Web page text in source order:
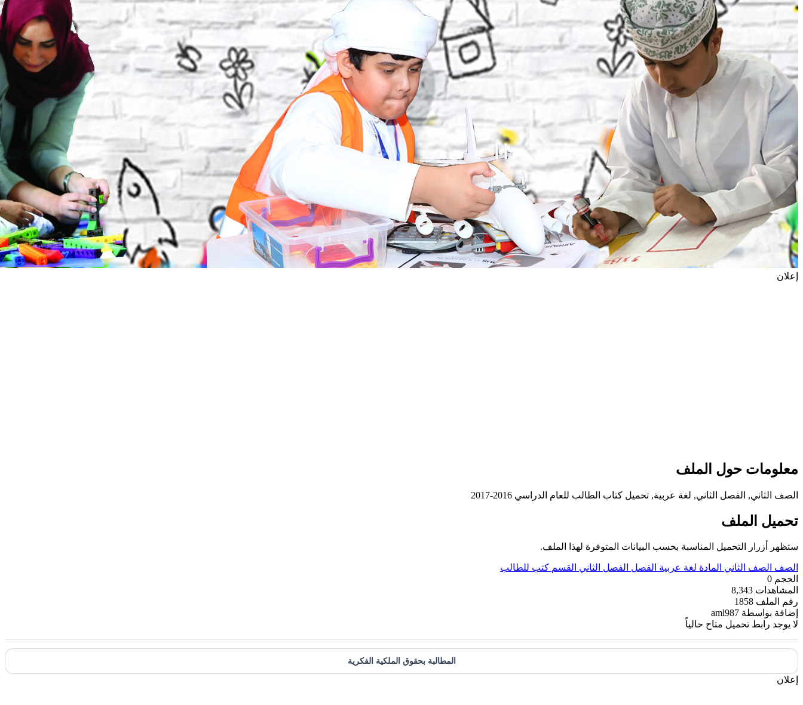
إعلان
معلومات حول الملف
الصف الثاني, الفصل الثاني, لغة عربية, تحميل كتاب الطالب للعام الدراسي 2016-2017
تحميل الملف
ستظهر أزرار التحميل المناسبة بحسب البيانات المتوفرة لهذا الملف.
الصف الصف الثاني المادة لغة عربية الفصل الفصل الثاني القسم كتب للطالب
الحجم 0
المشاهدات 8,343
رقم الملف 1858
إضافة بواسطة aml987
لا يوجد رابط تحميل متاح حالياً
المطالبة بحقوق الملكية الفكرية
إعلان